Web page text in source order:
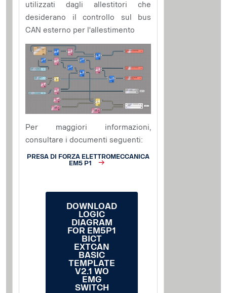
utilizzati dagli allestitori che
desiderano il controllo sul bus
CAN esterno per l'allestimento
Per maggiori informazioni,
consultare i documenti seguenti:
PRESA DI FORZA ELETTROMECCANICA
EM5 P1
DOWNLOAD
LOGIC
DIAGRAM
FOR EM5P1
BICT
EXTCAN
BASIC
TEMPLATE
V2.1 WO
EMG
SWITCH